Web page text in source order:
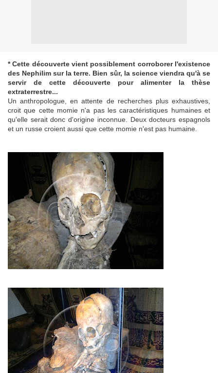
* Cette découverte vient possiblement corroborer l'existence
des Nephilim sur la terre. Bien sûr, la science viendra qu'à se
servir de cette découverte pour alimenter la thèse
extraterrestre...
Un anthropologue, en attente de recherches plus exhaustives,
croit que cette momie n'a pas les caractéristiques humaines et
qu'elle serait donc d'origine inconnue. Deux docteurs espagnols
et un russe croient aussi que cette momie n'est pas humaine.